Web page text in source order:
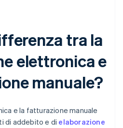
tra la
elettronica e
manuale?
e la fatturazione manuale
di addebito e di elaborazione